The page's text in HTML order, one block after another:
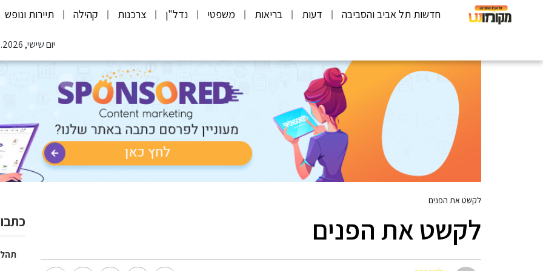
חדשות תל אביב והסביבה דעות בריאות משפטי נדל"ן צרכנות קהילה תיירות ונופש
יום שישי, 07.08.2026
לקשט את הפנים
לקשט את הפנים